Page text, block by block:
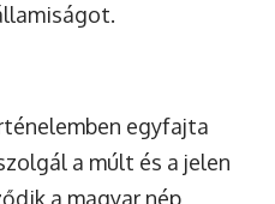
egyfajta
a múlt és a jelen
a magyar nép